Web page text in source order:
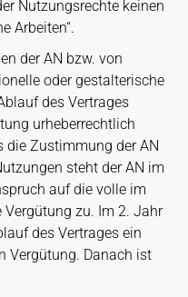
Nutzungsrechte keinen
Arbeiten“.
der AN bzw. von
oder gestalterische
des Vertrages
urheberrechtlich
die Zustimmung der AN
steht der AN im
auf die volle im
Vergütung zu. Im 2. Jahr
des Vertrages ein
Vergütung. Danach ist